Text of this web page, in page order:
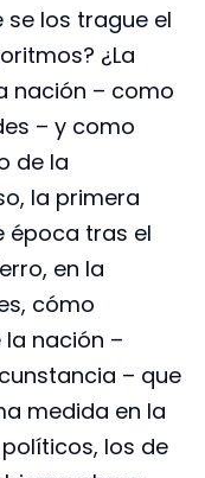
los trague el
¿La
nación – como
– y como
de la
la primera
época tras el
en la
cómo
nación –
– que
medida en la
los de